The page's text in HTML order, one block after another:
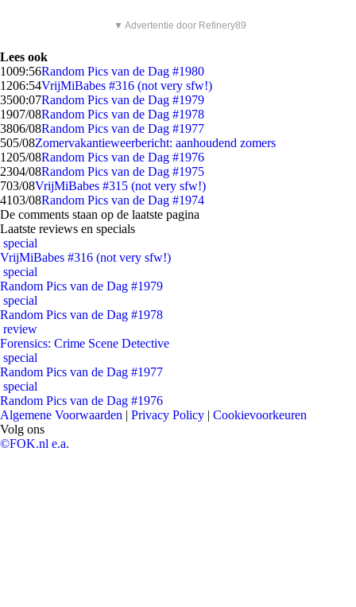
▼ Advertentie door Refinery89
Lees ook
1009:56Random Pics van de Dag #1980
1206:54VrijMiBabes #316 (not very sfw!)
3500:07Random Pics van de Dag #1979
1907/08Random Pics van de Dag #1978
3806/08Random Pics van de Dag #1977
505/08Zomervakantieweerbericht: aanhoudend zomers
1205/08Random Pics van de Dag #1976
2304/08Random Pics van de Dag #1975
703/08VrijMiBabes #315 (not very sfw!)
4103/08Random Pics van de Dag #1974
De comments staan op de laatste pagina
Laatste reviews en specials
special
VrijMiBabes #316 (not very sfw!)
special
Random Pics van de Dag #1979
special
Random Pics van de Dag #1978
review
Forensics: Crime Scene Detective
special
Random Pics van de Dag #1977
special
Random Pics van de Dag #1976
Algemene Voorwaarden | Privacy Policy | Cookievoorkeuren
Volg ons
©FOK.nl e.a.